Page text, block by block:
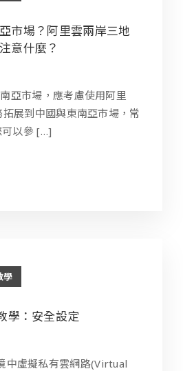
市場？阿里雲兩岸三地
意什麼？
亞市場，應考慮使用阿里
展到中國與東南亞市場，常
可以參 […]
學
學：安全設定
中虛擬私有雲網路(Virtual